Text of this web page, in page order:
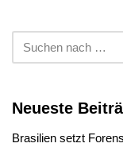
Neueste
Brasilien setzt